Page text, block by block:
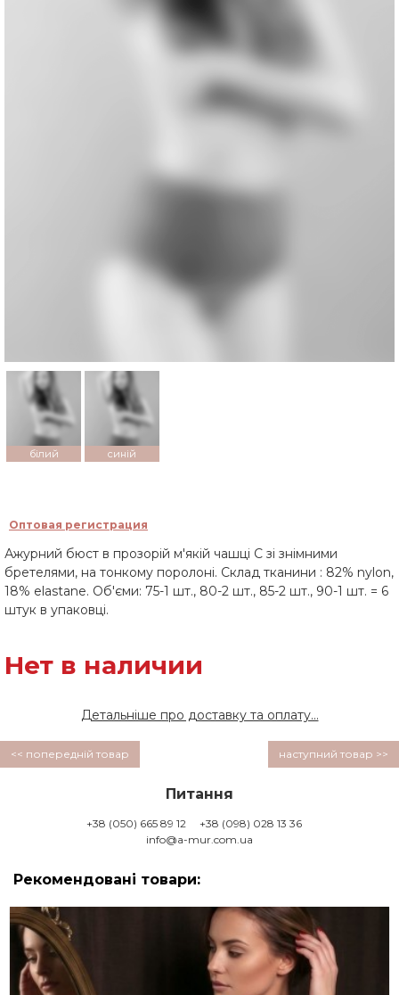
білий синій
Оптовая регистрация
Ажурний бюст в прозорій м'якій чашці С зі знімними
бретелями, на тонкому поролоні. Склад тканини : 82% nylon,
18% elastane. Об'єми: 75-1 шт., 80-2 шт., 85-2 шт., 90-1 шт. = 6
штук в упаковці.
Нет в наличии
Детальніше про доставку та оплату...
<< попередній товар наступний товар >>
Питання
+38 (050) 665 89 12
+38 (098) 028 13 36
info@a-mur.com.ua
Рекомендовані товари: